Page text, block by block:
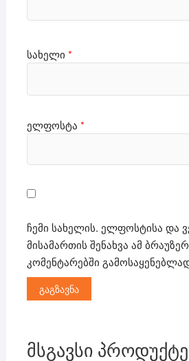
სახელი *
ელფოსტა *
ჩემი სახელის. ელფოსტისა და
მისამართის შენახვა ამ
კომენტარებში
მსგავსი